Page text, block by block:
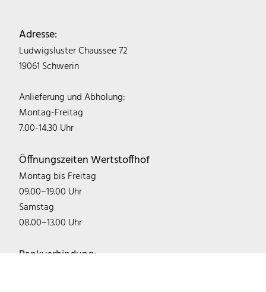
Adresse:
Ludwigsluster Chaussee 72
19061 Schwerin
Anlieferung und Abholung:
Montag-Freitag
7.00-14.30 Uhr
Öffnungszeiten Wertstoffhof
Montag bis Freitag
09.00–19.00 Uhr
Samstag
08.00–13.00 Uhr
Bankverbindung: